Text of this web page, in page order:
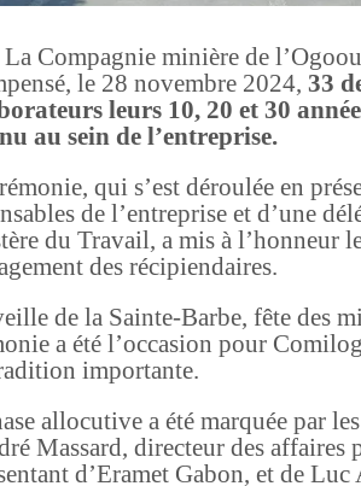
La Compagnie minière de
le 28 novembre 2024, 33
leurs 10, 20 et 30
au sein de l’entreprise.
qui s’est déroulée en
de l’entreprise et d’une
du Travail, a mis à l’honneur
des récipiendaires.
de la Sainte-Barbe, fête des
a été l’occasion pour
importante.
allocutive a été marquée par
Massard, directeur des affaires
d’Eramet Gabon, et de